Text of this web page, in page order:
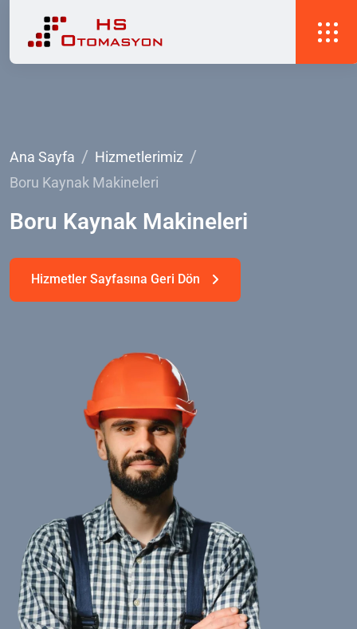
Ana Sayfa
Hizmetlerimiz
Boru Kaynak Makineleri
Boru Kaynak Makineleri